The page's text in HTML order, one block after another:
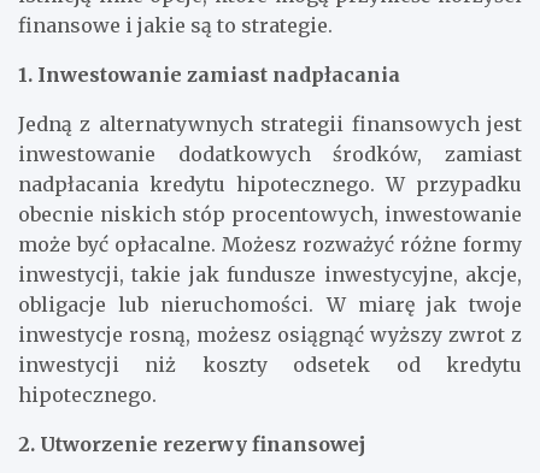
hipotecznego zawsze jest najlepszą decyzją, czy
istnieją inne opcje, które mogą przynieść korzyści
finansowe i jakie są to strategie.
1. Inwestowanie zamiast nadpłacania
Jedną z alternatywnych strategii finansowych jest
inwestowanie dodatkowych środków, zamiast
nadpłacania kredytu hipotecznego. W przypadku
obecnie niskich stóp procentowych, inwestowanie
może być opłacalne. Możesz rozważyć różne formy
inwestycji, takie jak fundusze inwestycyjne, akcje,
obligacje lub nieruchomości. W miarę jak twoje
inwestycje rosną, możesz osiągnąć wyższy zwrot z
inwestycji niż koszty odsetek od kredytu
hipotecznego.